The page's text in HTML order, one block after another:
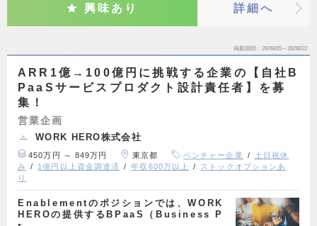
興味あり 詳細へ
掲載期間 26/08/05～26/08/22
ARR1億→100億円に挑戦する企業の【自社B
PaaSサービスプロダクト設計責任者】を募
集！
営業企画
WORK HERO株式会社
450万円 ～ 849万円 東京都 ベンチャー企業
土日祝休
み
1億円以上資金調達済 年収600万以上
ストックオプションあ
り
Enablementのポジションでは、WORK
HEROの提供するBPaaS（Business P